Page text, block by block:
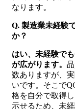
なります。
Q. 製造業未経験
か？
はい、未経験で
が広がります。
数ありますが、
いです。そこで
格を自分で取得
示せるため、未